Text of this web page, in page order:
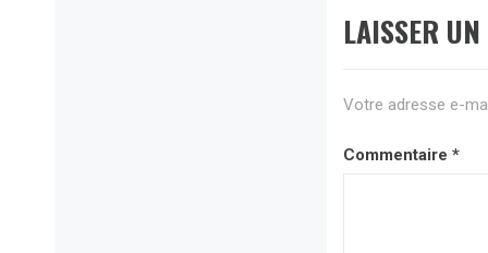
LAISSER
Votre adresse e-
Commentaire *